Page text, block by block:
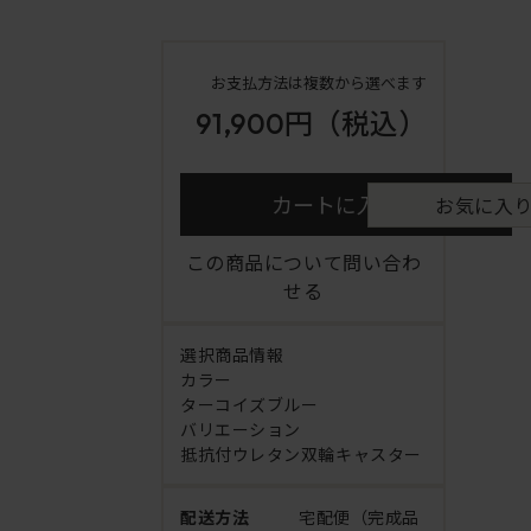
お支払方法は複数から選べます
91,900円 （税込）
カートに入れる お気に入
この商品について問い合わ
せる
選択商品情報
カラー
ターコイズブルー
バリエーション
抵抗付ウレタン双輪キャスター
配送方法
宅配便（完成品